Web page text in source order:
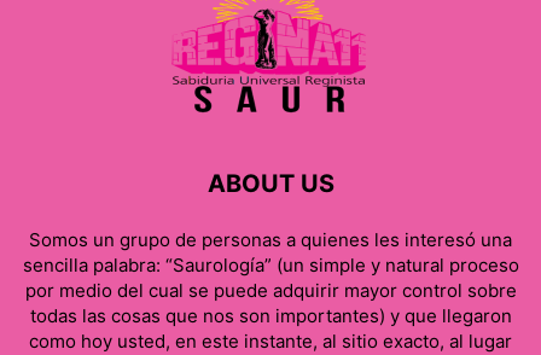
ABOUT US
Somos un grupo de personas a quienes les interesó una
sencilla palabra: “Saurología” (un simple y natural proceso
por medio del cual se puede adquirir mayor control sobre
todas las cosas que nos son importantes) y que llegaron
como hoy usted, en este instante, al sitio exacto, al lugar